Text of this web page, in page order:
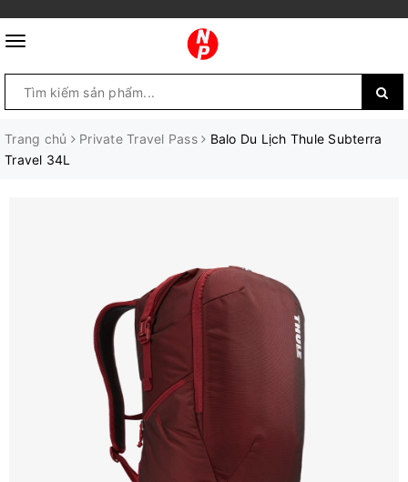
Trang chủ Private Travel Pass
Balo Du Lịch Thule Subterra
Travel 34L